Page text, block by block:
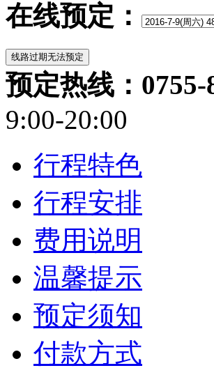
在线预定：
预定热线：0755-
9:00-20:00
行程特色
行程安排
费用说明
温馨提示
预定须知
付款方式